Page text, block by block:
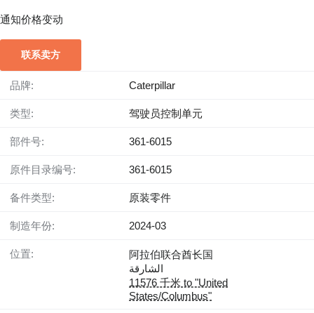
通知价格变动
联系卖方
品牌: Caterpillar
类型: 驾驶员控制单元
部件号: 361-6015
原件目录编号: 361-6015
备件类型: 原装零件
制造年份: 2024-03
位置:
阿拉伯联合酋长国
الشارقة
11576 千米 to "United
States/Columbus"